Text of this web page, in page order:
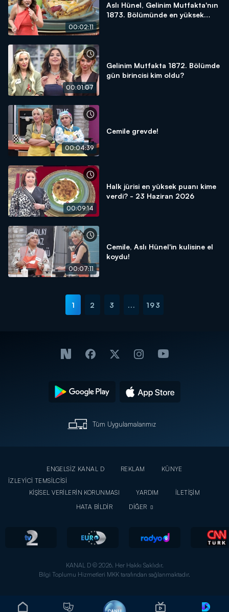
00:02:11
Aslı Hünel, Gelinim Mutfakta'nın
1873. Bölümünde en yüksek
00:01:07
Gelinim Mutfakta 1872. Bölümde
gün birincisi kim oldu?
00:04:39
Cemile grevde!
00:09:14
Halk jürisi en yüksek puanı kime
verdi? - 23 Haziran 2026
00:07:11
Cemile, Aslı Hünel'in kulisine el
koydu!
1 2 3 ... 193
Tüm Uygulamalarımız
ENGELSİZ KANAL D REKLAM
KÜNYE
İZLEYİCİ TEMSİLCİSİ
KİŞİSEL VERİLERİN KORUNMASI
YARDIM
İLETİŞİM
HATA BİLDİR
DİĞER
KANAL D © 2026. Her Hakkı Saklıdır.
Bilgi Toplumu Hizmetleri MKK tarafından sağlanmaktadır.